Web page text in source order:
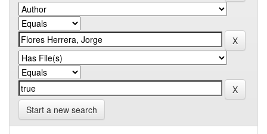
Start a new search